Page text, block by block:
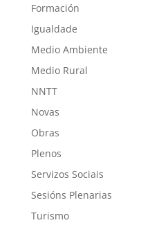
Formación
Igualdade
Medio Ambiente
Medio Rural
NNTT
Novas
Obras
Plenos
Servizos Sociais
Sesións Plenarias
Turismo